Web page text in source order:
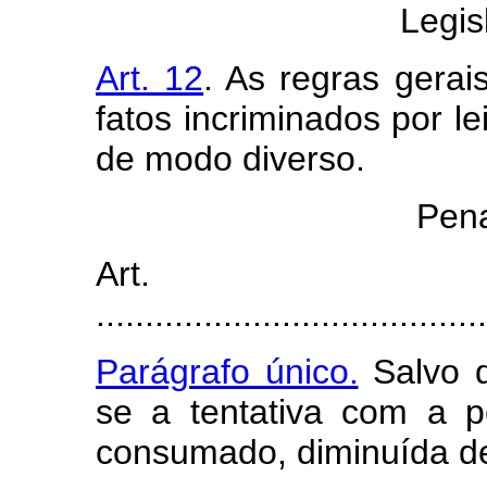
Art. 12. As regras
fatos incriminados por
de modo diverso.
Parágrafo único. Salvo
se a tentativa com a
consumado, diminuída